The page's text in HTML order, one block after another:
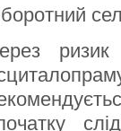
ризик